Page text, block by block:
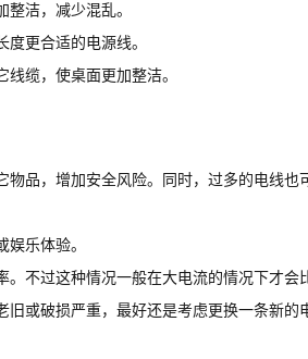
洁，减少混乱。
更合适的电源线。
缆，使桌面更加整洁。
品，增加安全风险。同时，过多的电线也
乐体验。
不过这种情况一般在大电流的情况下才会
或破损严重，最好还是考虑更换一条新的